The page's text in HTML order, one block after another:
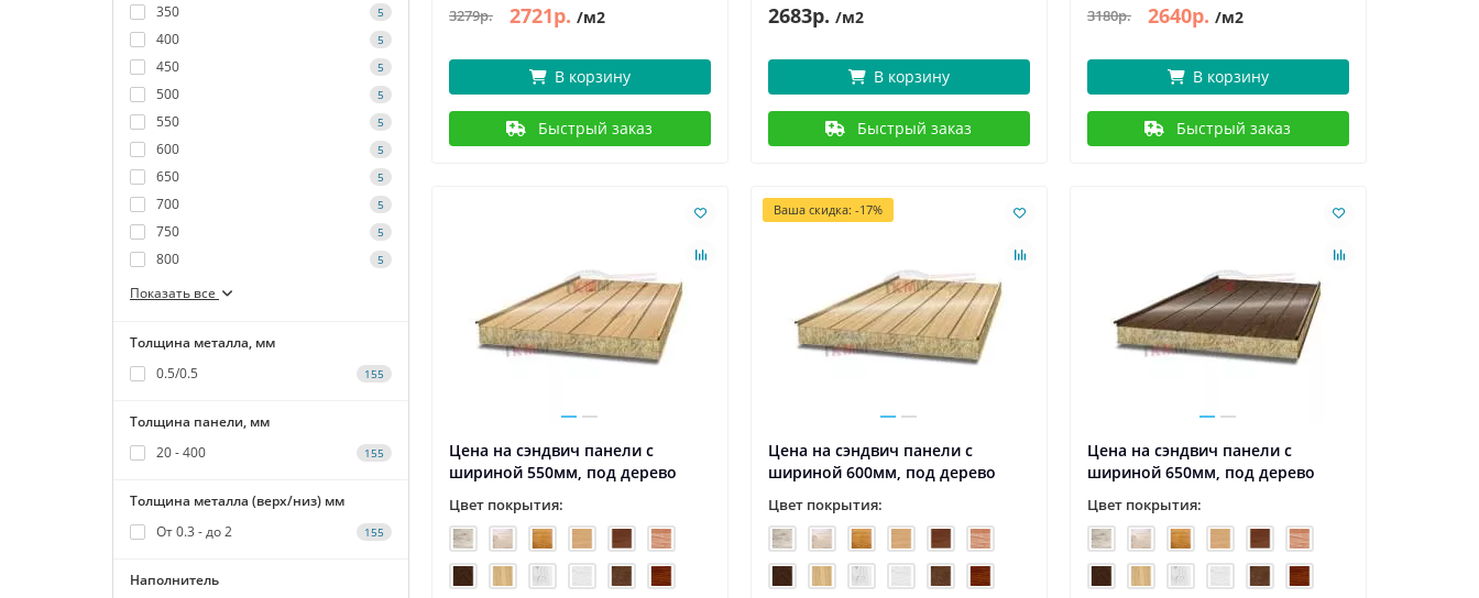
350 5
400 5
450 5
500 5
550 5
600 5
650 5
700 5
750 5
800 5
Показать все
Толщина металла, мм
0.5/0.5
155
Толщина панели, мм
20 - 400
155
Толщина металла (верх/низ) мм
От 0.3 - до 2
155
Наполнитель
3279р. 2721р. /м2
В корзину
Быстрый заказ
2683р. /м2
В корзину
Быстрый заказ
3180р. 2640р. /м2
В корзину
Быстрый заказ
Цена на сэндвич панели с
шириной 550мм, под дерево
Цвет покрытия:
Ваша скидка: -17%
Цена на сэндвич панели с
шириной 600мм, под дерево
Цвет покрытия:
Цена на сэндвич панели с
шириной 650мм, под дерево
Цвет покрытия: